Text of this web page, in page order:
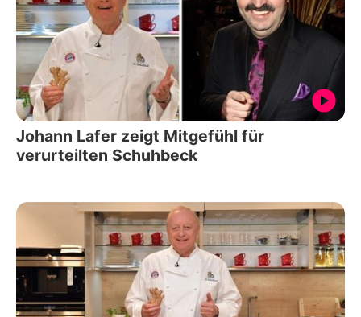
Johann Lafer zeigt Mitgefühl für
verurteilten Schuhbeck